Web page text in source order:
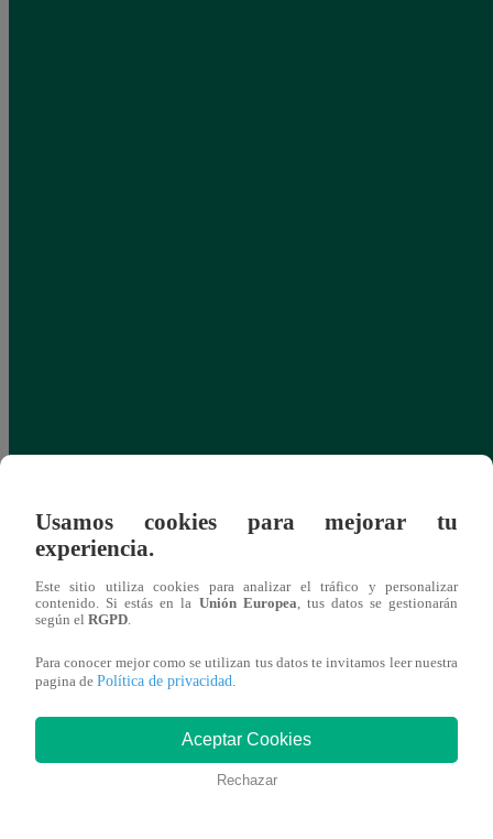
Muere exparticipante de La Voz Colombia
Usamos cookies para mejorar tu
experiencia.
Este sitio utiliza cookies para analizar el tráfico y personalizar
contenido. Si estás en la Unión Europea, tus datos se gestionarán
según el RGPD.
Para conocer mejor como se utilizan tus datos te invitamos leer nuestra
pagina de Política de privacidad.
Aceptar Cookies
Rechazar